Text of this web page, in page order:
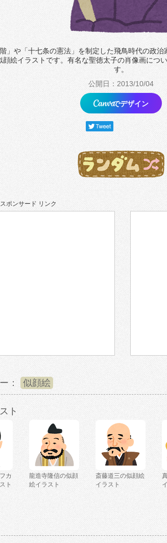
階」や「十七条の憲法」を制定した飛鳥時代の政
顔絵イラストです。有名な聖徳太子の肖像画につ
す。
公開日：2013/10/04
でデザイン
スポンサード リンク
： 似顔絵
ト
カ
ト
龍造寺隆信の似顔
絵イラスト
斎藤道三の似顔絵
イラスト